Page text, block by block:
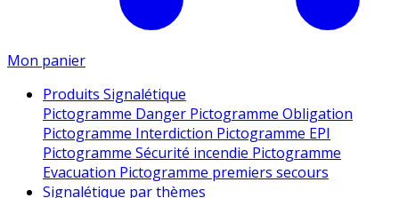
Mon panier
Produits Signalétique
Pictogramme Danger Pictogramme Obligation
Pictogramme Interdiction Pictogramme EPI
Pictogramme Sécurité incendie Pictogramme
Evacuation Pictogramme premiers secours
Signalétique par thèmes